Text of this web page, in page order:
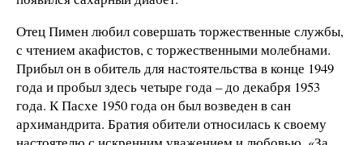
Отец Пимен любил совершать торжественные службы,
с чтением акафистов, с торжественными молебнами.
Прибыл он в обитель для настоятельства в конце 1949
года и пробыл здесь четыре года – до декабря 1953
года. К Пасхе 1950 года он был возведен в сан
архимандрита. Братия обители относилась к своему